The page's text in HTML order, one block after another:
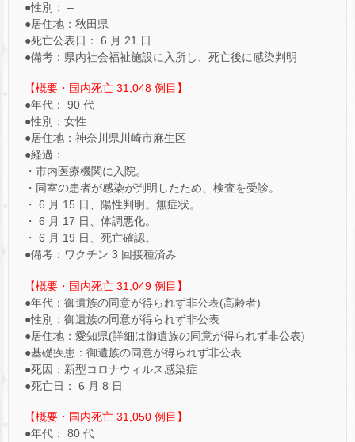
●性別： –
●居住地：秋田県
●死亡公表日： 6 月 21 日
●備考：県内社会福祉施設に入所し、死亡後に感染判明
【概要・国内死亡 31,048 例目】
●年代： 90 代
●性別：女性
●居住地：神奈川県川崎市麻生区
●経過：
・市内医療機関に入院。
・同室の患者が感染が判明したため、検査を受診。
・ 6 月 15 日、陽性判明。無症状。
・ 6 月 17 日、体調悪化。
・ 6 月 19 日、死亡確認。
●備考：ワクチン 3 回接種済み
【概要・国内死亡 31,049 例目】
●年代：御遺族の同意が得られず非公表(高齢者)
●性別：御遺族の同意が得られず非公表
●居住地：愛知県(詳細は御遺族の同意が得られず非公表)
●基礎疾患：御遺族の同意が得られず非公表
●死因：新型コロナウィルス感染症
●死亡日： 6 月 8 日
【概要・国内死亡 31,050 例目】
●年代： 80 代